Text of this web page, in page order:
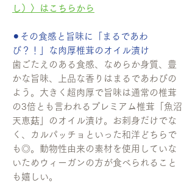
し）〉はこちらから
⚫︎その食感と旨味に「まるであわ
び？！」な肉厚椎茸のオイル漬け
歯ごたえのある食感、なめらか身質、豊
かな旨味、上品な香りはまるであわびの
よう。大きく超肉厚で旨味は通常の椎茸
の3倍とも言われるプレミアム椎茸「魚沼
天恵菇」のオイル漬け。お刺身だけでな
く、カルパッチョといった和洋どちらで
も◎。動物性由来の素材を使用していな
いためウィーガンの方が食べられること
も嬉しい。